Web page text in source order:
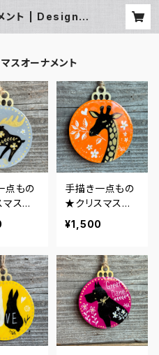
ント | Design S
スオーナメント
点もの
スオ
ト★ヘ
レー
手描き一点もの
★クリスマスオ
ーナメント★キリ
ン・オレンジ
¥1,500